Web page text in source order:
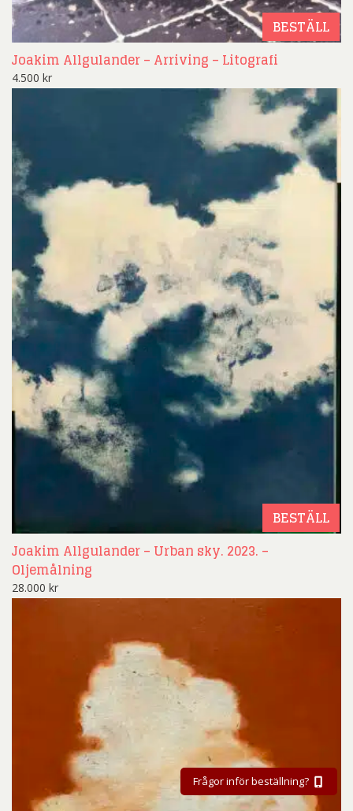
BESTÄLL
Joakim Allgulander – Arriving – Litografi
4.500 kr
BESTÄLL
Joakim Allgulander – Urban sky. 2023. –
Oljemålning
28.000 kr
Frågor inför beställning?